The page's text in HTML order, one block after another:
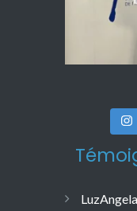
LuzAngela